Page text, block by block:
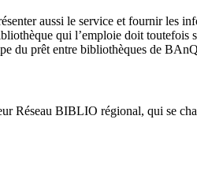
aussi le service et fournir les
qui l’emploie doit toutefois
du prêt entre bibliothèques de
Réseau BIBLIO régional, qui se